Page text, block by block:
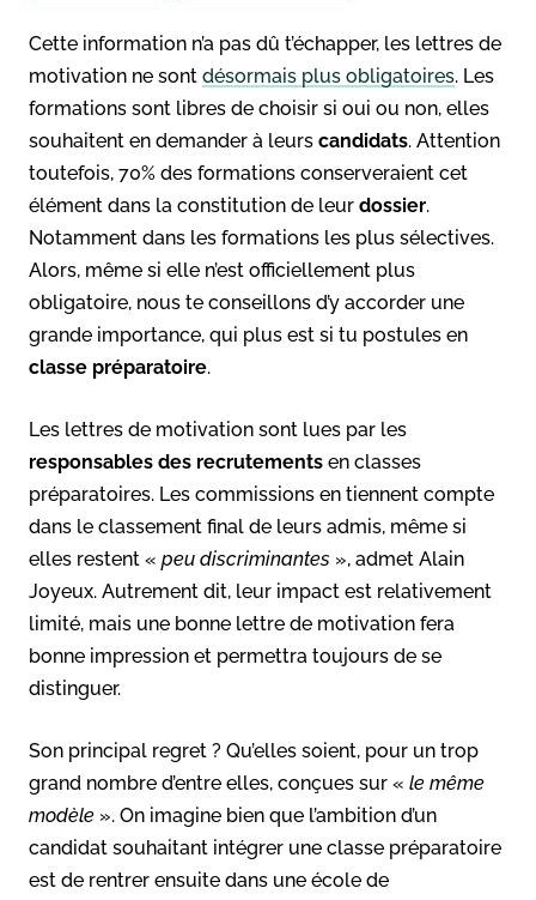
Cette information n’a pas dû t’échapper, les lettres de
motivation ne sont désormais plus obligatoires. Les
formations sont libres de choisir si oui ou non, elles
souhaitent en demander à leurs candidats. Attention
toutefois, 70% des formations conserveraient cet
élément dans la constitution de leur dossier.
Notamment dans les formations les plus sélectives.
Alors, même si elle n’est officiellement plus
obligatoire, nous te conseillons d’y accorder une
grande importance, qui plus est si tu postules en
classe préparatoire.
Les lettres de motivation sont lues par les
responsables des recrutements en classes
préparatoires. Les commissions en tiennent compte
dans le classement final de leurs admis, même si
elles restent « peu discriminantes », admet Alain
Joyeux. Autrement dit, leur impact est relativement
limité, mais une bonne lettre de motivation fera
bonne impression et permettra toujours de se
distinguer.
Son principal regret ? Qu’elles soient, pour un trop
grand nombre d’entre elles, conçues sur « le même
modèle ». On imagine bien que l’ambition d’un
candidat souhaitant intégrer une classe préparatoire
est de rentrer ensuite dans une école de